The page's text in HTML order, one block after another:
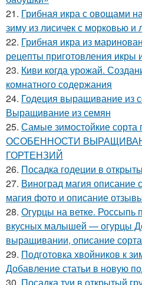
21. Грибная икра с овощами
зиму из лисичек с морковью и
22. Грибная икра из
рецепты приготовления икры
23. Киви когда урожай.
комнатного содержания
24. Годеция выращивание из
Выращивание из семян
25. Самые зимостойкие сорта
ОСОБЕННОСТИ
ГОРТЕНЗИЙ
26. Посадка годеции в
27. Виноград магия описание
магия фото и описание
28. Огурцы на ветке. Россыпь
вкусных малышей — огурцы
выращивании, описание сорта
29. Подготовка хвойников к
Добавление статьи в новую